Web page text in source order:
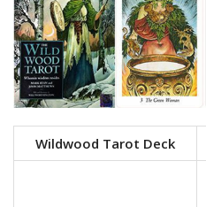
Wildwood Tarot Deck